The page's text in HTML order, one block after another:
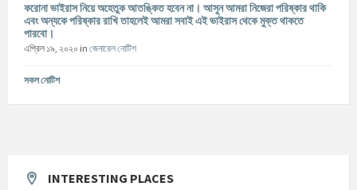
করোনা ভাইরাস নিয়ে অহেতুক আতঙ্কিত হবেন না। আসুন আমরা নিজেরা পরিষ্কার থাকি
এবং অন্যকে পরিষ্কার রাখি তাহলেই আমরা সবাই এই ভাইরাস থেকে মুক্ত থাকতে
পারবো।
এপ্রিল ১৯, ২০২০ in জেনারেল নোটিশ
সকল নোটিশ
INTERESTING PLACES